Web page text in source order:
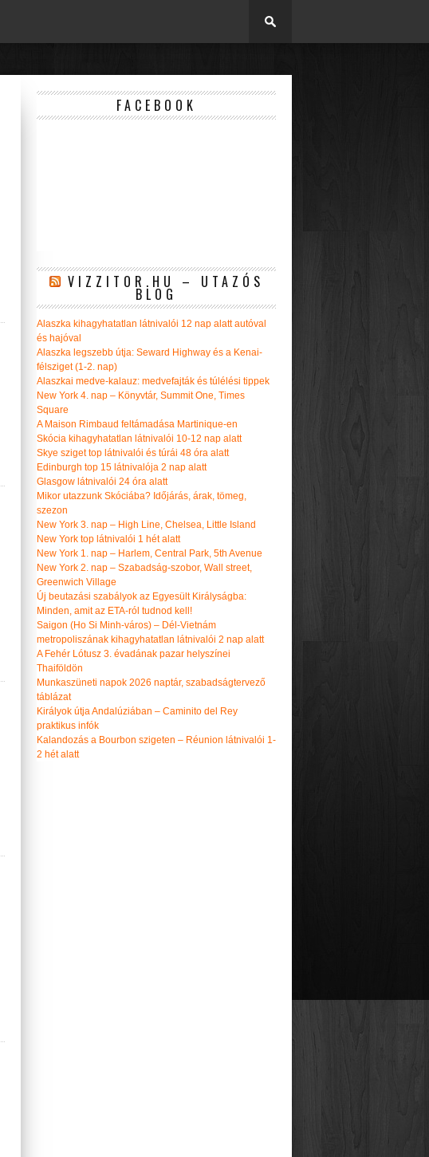
FACEBOOK
VIZZITOR.HU – UTAZÓS
BLOG
Alaszka kihagyhatatlan látnivalói 12 nap alatt autóval
és hajóval
Alaszka legszebb útja: Seward Highway és a Kenai-
félsziget (1-2. nap)
Alaszkai medve-kalauz: medvefajták és túlélési tippek
New York 4. nap – Könyvtár, Summit One, Times
Square
A Maison Rimbaud feltámadása Martinique-en
Skócia kihagyhatatlan látnivalói 10-12 nap alatt
Skye sziget top látnivalói és túrái 48 óra alatt
Edinburgh top 15 látnivalója 2 nap alatt
Glasgow látnivalói 24 óra alatt
Mikor utazzunk Skóciába? Időjárás, árak, tömeg,
szezon
New York 3. nap – High Line, Chelsea, Little Island
New York top látnivalói 1 hét alatt
New York 1. nap – Harlem, Central Park, 5th Avenue
New York 2. nap – Szabadság-szobor, Wall street,
Greenwich Village
Új beutazási szabályok az Egyesült Királyságba:
Minden, amit az ETA-ról tudnod kell!
Saigon (Ho Si Minh-város) – Dél-Vietnám
metropoliszának kihagyhatatlan látnivalói 2 nap alatt
A Fehér Lótusz 3. évadának pazar helyszínei
Thaiföldön
Munkaszüneti napok 2026 naptár, szabadságtervező
táblázat
Királyok útja Andalúziában – Caminito del Rey
praktikus infók
Kalandozás a Bourbon szigeten – Réunion látnivalói 1-
2 hét alatt